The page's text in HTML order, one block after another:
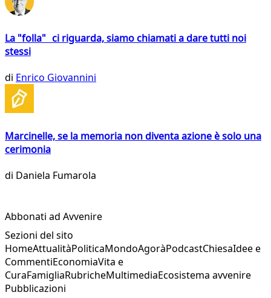
La "folla" ci riguarda, siamo chiamati a dare tutti noi
stessi
di Enrico Giovannini
Marcinelle, se la memoria non diventa azione è solo una
cerimonia
di Daniela Fumarola
Abbonati ad Avvenire
Sezioni del sito
HomeAttualitàPoliticaMondoAgoràPodcastChiesaIdee e
CommentiEconomiaVita e
CuraFamigliaRubricheMultimediaEcosistema avvenire
Pubblicazioni